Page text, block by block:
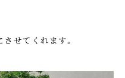
せてくれます。